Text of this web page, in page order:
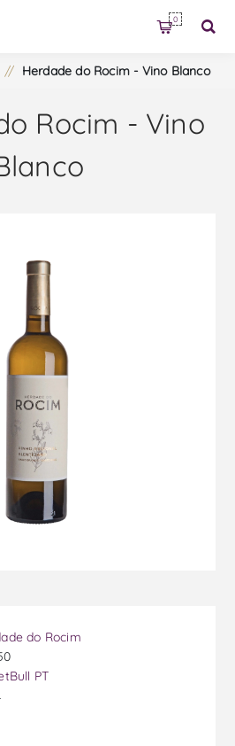
0
/ Herdade do Rocim - Vino Blanco
Rocim - Vino
do Rocim
PT